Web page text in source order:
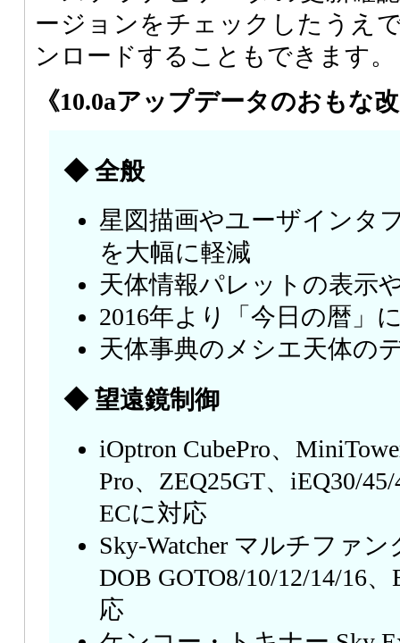
ージョンをチェックしたうえ
ンロードすることもできます。
《10.0aアップデータのおもな
◆ 全般
星図描画やユーザインタ
を大幅に軽減
天体情報パレットの表示
2016年より「今日の暦」
天体事典のメシエ天体の
◆ 望遠鏡制御
iOptron CubePro、
Pro、ZEQ25GT、iEQ30/
ECに対応
Sky-Watcher マルチファ
DOB GOTO8/10/12/14/16
応